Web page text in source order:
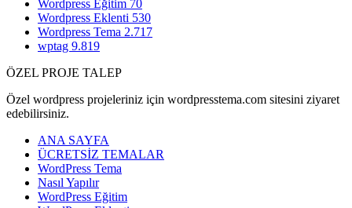
Wordpress Eğitim 70
Wordpress Eklenti 530
Wordpress Tema 2.717
wptag 9.819
ÖZEL PROJE TALEP
Özel wordpress projeleriniz için wordpresstema.com sitesini ziyaret
edebilirsiniz.
ANA SAYFA
ÜCRETSİZ TEMALAR
WordPress Tema
Nasıl Yapılır
WordPress Eğitim